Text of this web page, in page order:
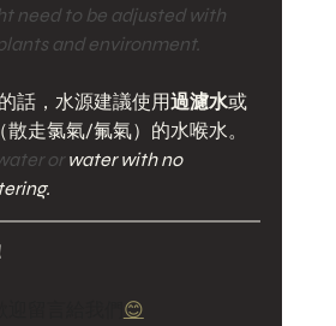
need to be adjusted with
and environment.
話，水源建議使用過濾水或
走氯氣/氟氣）的水喉水。
or water with no
😊